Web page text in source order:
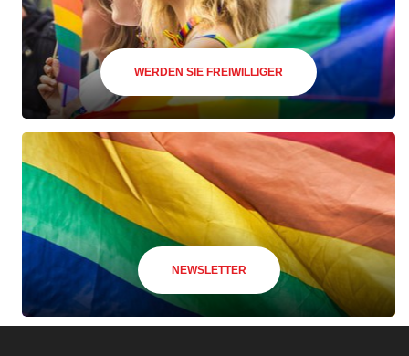
WERDEN SIE FREIWILLIGER
NEWSLETTER